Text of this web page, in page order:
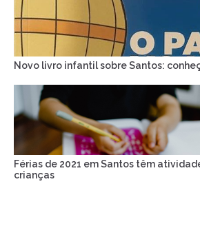
Novo livro infantil sobre Santos:
Férias de 2021 em Santos têm
crianças